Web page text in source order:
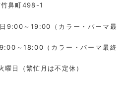
鼻町498-1
9:00～19:00（カラー・パーマ最
～18:00（カラー・パーマ最終
曜日（繁忙月は不定休）